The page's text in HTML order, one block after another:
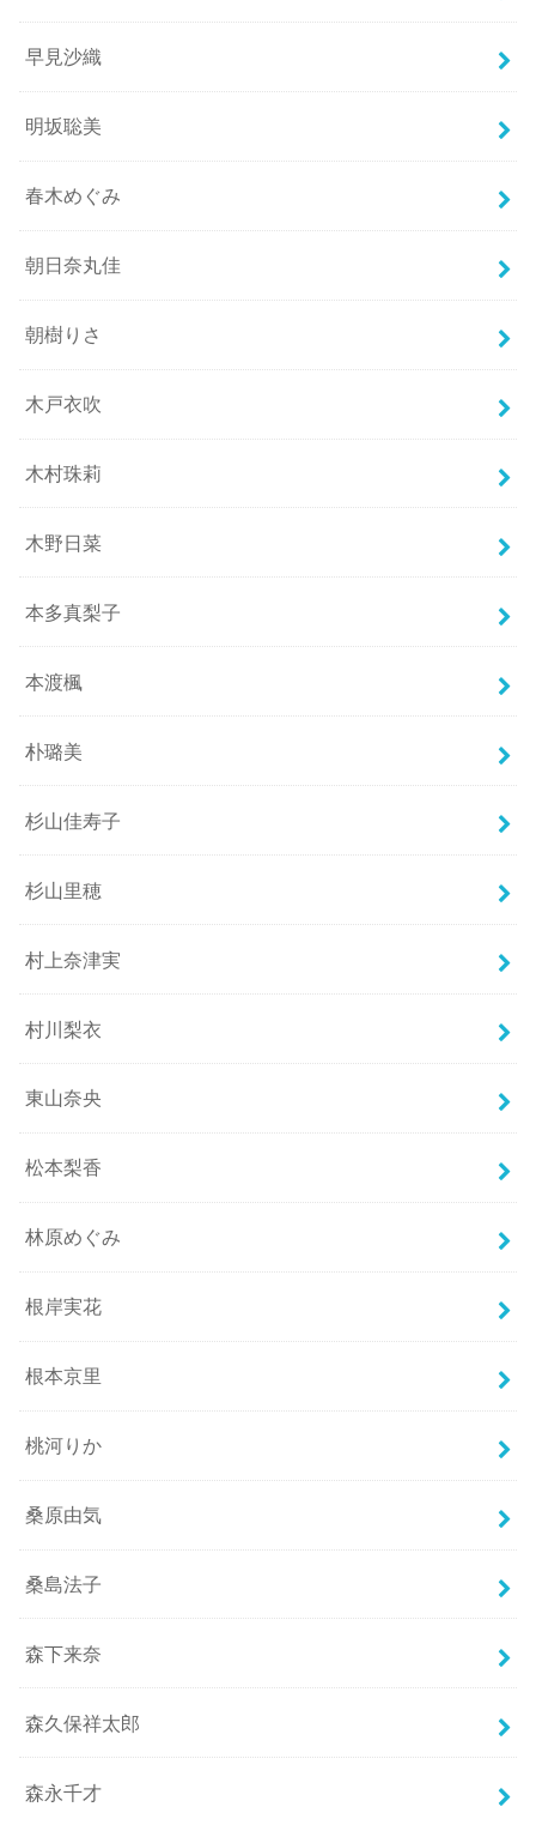
早見沙織
明坂聡美
春木めぐみ
朝日奈丸佳
朝樹りさ
木戸衣吹
木村珠莉
木野日菜
本多真梨子
本渡楓
朴璐美
杉山佳寿子
杉山里穂
村上奈津実
村川梨衣
東山奈央
松本梨香
林原めぐみ
根岸実花
根本京里
桃河りか
桑原由気
桑島法子
森下来奈
森久保祥太郎
森永千才